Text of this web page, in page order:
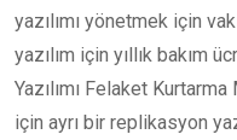
yazılımı yönetmek için
yazılım için yıllık bakım
Yazılımı Felaket
için ayrı bir replikasyon